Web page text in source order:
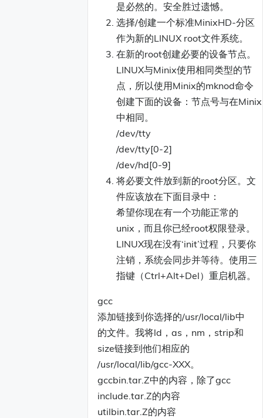
是必然的。安全胜过遗憾。
选择/创建一个标准MinixHD-分区
作为新的LINUX root文件系统。
在新的root创建必要的设备节点。
LINUX与Minix使用相同类型的节
点，所以使用Minix的mknod命令
创建下面的设备：节点号与在Minix
中相同。
/dev/tty
/dev/tty[0-2]
/dev/hd[0-9]
将必要文件放到新的root分区。文
件应该放在下面目录中：
希望你现在有一个功能正常的
unix，而且你已经root权限登录。
LINUX现在没有‘init’过程，只要你
注销，系统会同步并等待。使用三
指键（Ctrl+Alt+Del）重启机器。
gcc
添加链接到你选择的/usr/local/lib中
的文件。我将ld，as，nm，strip和
size链接到他们相应的
/usr/local/lib/gcc-XXX。
gccbin.tar.Z中的内容，除了gcc
include.tar.Z的内容
utilbin.tar.Z的内容